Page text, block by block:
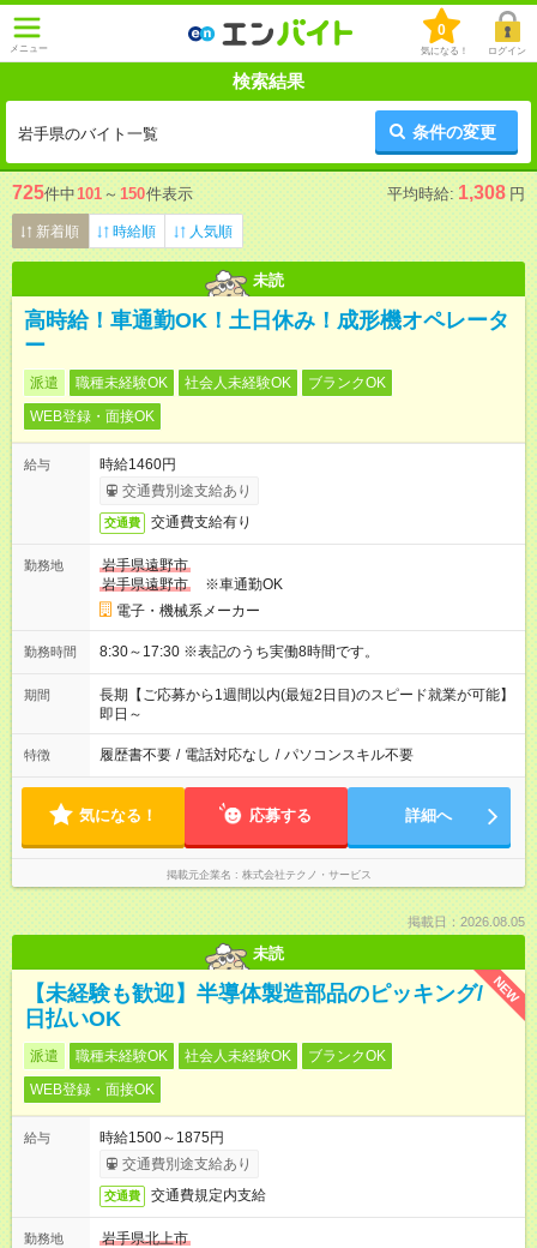
メニュー
0
気になる！ ログイン
検索結果
岩手県のバイト一覧 条件の変更
725件中101 ～ 150件表示 平均時給: 1,308 円
新着順 時給順 人気順
未読
高時給！車通勤OK！土日休み！成形機オペレータ
ー
派遣 職種未経験OK 社会人未経験OK
ブランクOK
WEB登録・面接OK
給与
時給1460円
交通費別途支給あり
交通費 交通費支給有り
勤務地
岩手県遠野市
岩手県遠野市
※車通勤OK
電子・機械系メーカー
勤務時間 8:30～17:30 ※表記のうち実働8時間です。
期間
長期【ご応募から1週間以内(最短2日目)のスピード就業が可能】
即日～
特徴 履歴書不要 / 電話対応なし / パソコンスキル不要
気になる！ 応募する 詳細へ
掲載元企業名 株式会社テクノ・サービス
掲載日：2026.08.05
未読
NEW
【未経験も歓迎】半導体製造部品のピッキング/
日払いOK
派遣 職種未経験OK 社会人未経験OK
ブランクOK
WEB登録・面接OK
給与
時給1500～1875円
交通費別途支給あり
交通費 交通費規定内支給
勤務地
岩手県北上市